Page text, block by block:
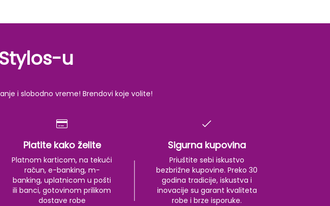
u
i slobodno vreme! Brendovi koje volite!
Platite kako želite
Platnom karticom, na tekući
račun, e-banking, m-
banking, uplatnicom u pošti
ili banci, gotovinom prilikom
dostave robe
Sigurna kupovina
Priuštite sebi iskustvo
bezbrižne kupovine. Preko 30
godina tradicije, iskustva i
inovacije su garant kvaliteta
robe i brze isporuke.